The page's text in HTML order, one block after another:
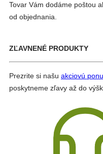
Tovar Vám dodáme poštou
od objednania.
ZĽAVNENÉ PRODUKTY
Prezrite si našu akciovú
poskytneme zľavy až do